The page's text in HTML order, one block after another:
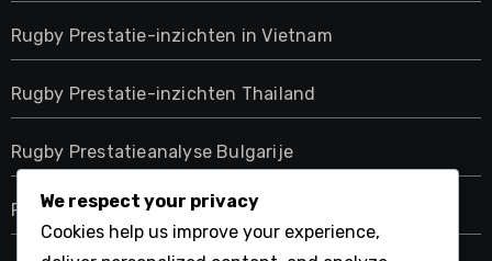
Rugby Prestatie-inzichten in Vietnam
Rugby Prestatie-inzichten Thailand
Rugby Prestatieanalyse Bulgarije
Rugby Prestatieanalyse in Israël
We respect your privacy
Cookies help us improve your experience,